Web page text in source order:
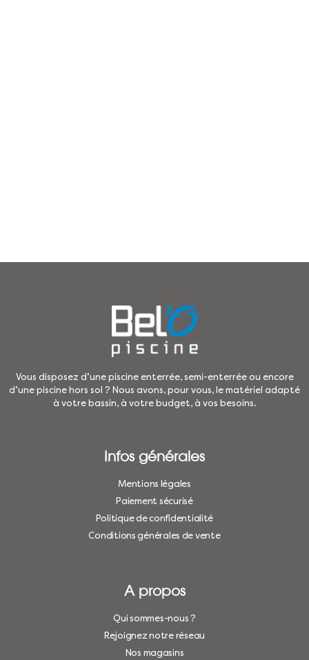
Vous disposez d’une piscine enterrée, semi-enterrée ou encore
d’une piscine hors sol ? Nous avons, pour vous, le matériel adapté
à votre bassin, à votre budget, à vos besoins.
Infos générales
Mentions légales
Paiement sécurisé
Politique de confidentialité
Conditions générales de vente
A propos
Qui sommes-nous ?
Rejoignez notre réseau
Nos magasins